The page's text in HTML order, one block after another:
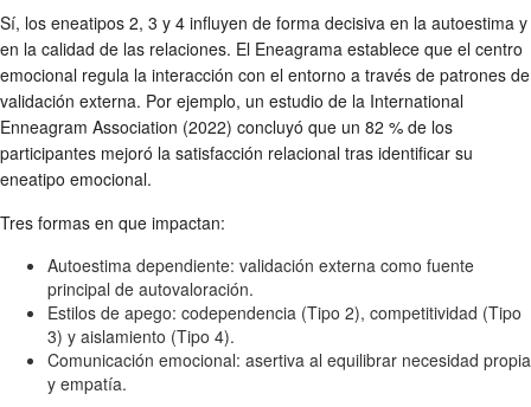
Sí, los eneatipos 2, 3 y 4 influyen de forma decisiva en la autoestima y
en la calidad de las relaciones. El Eneagrama establece que el centro
emocional regula la interacción con el entorno a través de patrones de
validación externa. Por ejemplo, un estudio de la International
Enneagram Association (2022) concluyó que un 82 % de los
participantes mejoró la satisfacción relacional tras identificar su
eneatipo emocional.
Tres formas en que impactan:
Autoestima dependiente: validación externa como fuente
principal de autovaloración.
Estilos de apego: codependencia (Tipo 2), competitividad (Tipo
3) y aislamiento (Tipo 4).
Comunicación emocional: asertiva al equilibrar necesidad propia
y empatía.